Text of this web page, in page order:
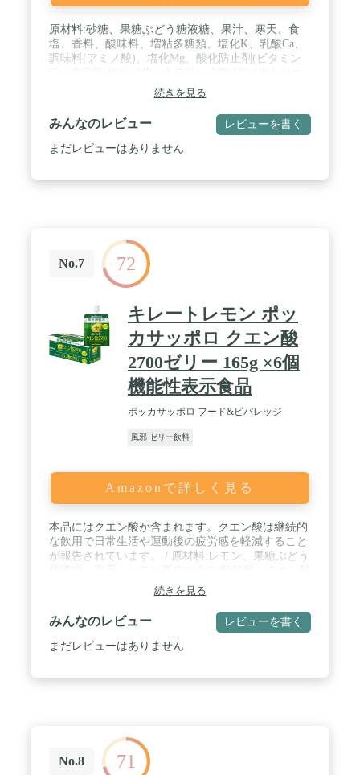
原材料:砂糖、果糖ぶどう糖液糖、果汁、寒天、食
塩、香料、酸味料、増粘多糖類、塩化K、乳酸Ca、
調味料(アミノ酸)、塩化Mg、酸化防止剤(ビタミン
ネルギー 55kcal / 商品サイズ(高さx奥行x
幅):132mm×83mm×250mm / 原産国:日本
続きを見る
みんなのレビュー レビューを書く
まだレビューはありません
No.7 72
キレートレモン ポッ
カサッポロ クエン酸
2700ゼリー 165g ×6個
機能性表示食品
ポッカサッポロ フード&ビバレッジ
風邪 ゼリー飲料
Amazonで詳しく見る
本品にはクエン酸が含まれます。クエン酸は継続的
な飲用で日常生活や運動後の疲労感を軽減すること
が報告されています。 / 原材料:レモン、果糖ぶどう
K、乳酸Ca、ビタミンC、ゲル化剤(増粘多糖類)、甘
味料(アセスルファムK、スクラロース)、香料、紅
花色素、乳化剤 / 商品サイズ(高さx奥行x
幅):13.5cm×8.5cm×24.5cm / パッケージ重量: 1.12 kg
続きを見る
みんなのレビュー レビューを書く
まだレビューはありません
No.8 71